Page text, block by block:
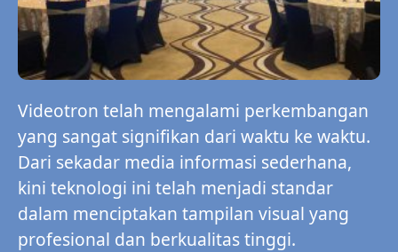
Videotron telah mengalami perkembangan
yang sangat signifikan dari waktu ke waktu.
Dari sekadar media informasi sederhana,
kini teknologi ini telah menjadi standar
dalam menciptakan tampilan visual yang
profesional dan berkualitas tinggi.